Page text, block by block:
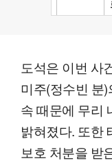
도석은 이번 사
미주(정수빈 분
속 때문에 무리
밝혀졌다. 또한
보호 처분을 받